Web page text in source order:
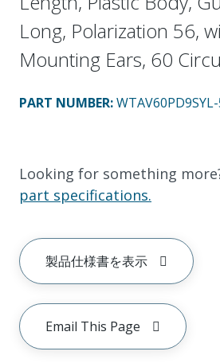
Long, Polarization 56,
Mounting Ears, 60
PART NUMBER:
Looking for something
part specifications.
製品仕様書を表示
Email This Page